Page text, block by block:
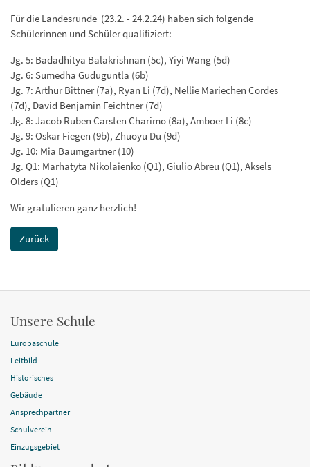
Für die Landesrunde (23.2. - 24.2.24) haben sich folgende
Schülerinnen und Schüler qualifiziert:
Jg. 5: Badadhitya Balakrishnan (5c), Yiyi Wang (5d)
Jg. 6: Sumedha Guduguntla (6b)
Jg. 7: Arthur Bittner (7a), Ryan Li (7d), Nellie Mariechen Cordes
(7d), David Benjamin Feichtner (7d)
Jg. 8: Jacob Ruben Carsten Charimo (8a), Amboer Li (8c)
Jg. 9: Oskar Fiegen (9b), Zhuoyu Du (9d)
Jg. 10: Mia Baumgartner (10)
Jg. Q1: Marhatyta Nikolaienko (Q1), Giulio Abreu (Q1), Aksels
Olders (Q1)
Wir gratulieren ganz herzlich!
Zurück
Unsere Schule
Europaschule
Leitbild
Historisches
Gebäude
Ansprechpartner
Schulverein
Einzugsgebiet